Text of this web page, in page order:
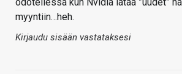
myyntiin…heh.
Kirjaudu sisään vastataksesi